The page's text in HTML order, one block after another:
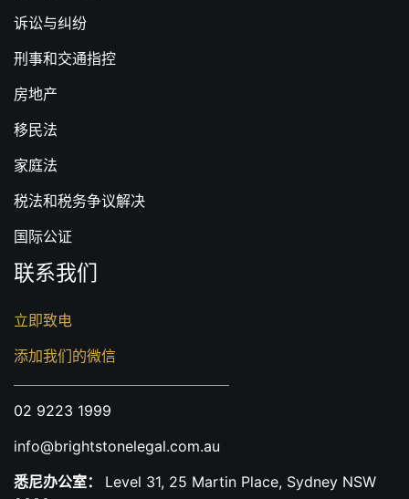
诉讼与纠纷
刑事和交通指控
房地产
移民法
家庭法
税法和税务争议解决
国际公证
联系我们
立即致电
添加我们的微信
02 9223 1999
info@brightstonelegal.com.au
悉尼办公室： Level 31, 25 Martin Place, Sydney NSW